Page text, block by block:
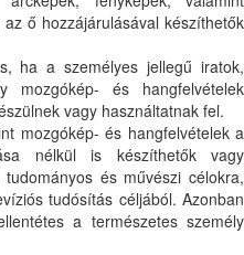
ő hozzájárulásával készíthetők
ha a személyes jellegű iratok,
mozgókép- és hangfelvételek
vagy használtatnak fel.
mozgókép- és hangfelvételek a
nélkül is készíthetők vagy
és művészi célokra,
tudósítás céljából. Azonban
a természetes személy